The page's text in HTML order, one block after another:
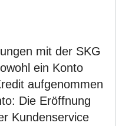
mit der SKG
ein Konto
aufgenommen
Die Eröffnung
Kundenservice